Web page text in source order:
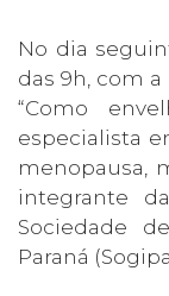
No dia
das 9h, com
“Como
especialista
menopausa,
integrante
Sociedade
Paraná